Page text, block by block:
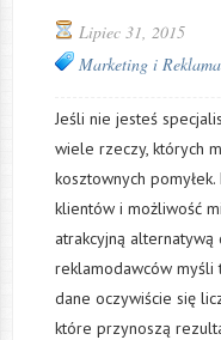
Lipiec 31, 2015
Marketing i Reklama
Jeśli nie jesteś
wiele rzeczy, których
kosztownych
klientów i możliwość
atrakcyjną
reklamodawców myśli
dane oczywiście się
które przynoszą